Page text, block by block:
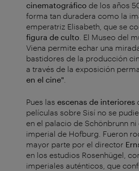
cinematográfico de los años
forma tan duradera como la
emperatriz Elisabeth, que se
figura de culto . El Museo del
Viena permite echar una
bastidores de la producción
a través de la exposición
en el cine"
Pues las escenas de interiores
películas sobre Sisí no se
en el palacio de Schönbrunn ni
imperial de Hofburg. Fueron
mayor parte por el director
en los estudios Rosenhügel,
imperiales auténticos, que